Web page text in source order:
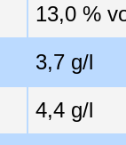
13,0 %
3,7 g/l
4,4 g/l